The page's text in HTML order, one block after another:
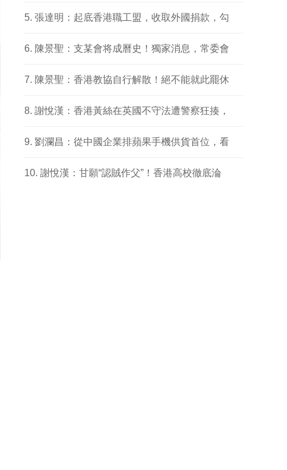
張達明：起底香港職工盟，收取外國捐款，勾
陳景聖：支某會将成曆史！獨家消息，常委會
陳景聖：香港教協自行解散！絕不能就此罷休
謝悅漢：香港黃絲在英國不守法遭警察狂揍，
劉瀾昌：從中國企業排蘋果手機供貨首位，看
謝悅漢：甘願“認賊作父”！香港高校徹底淪